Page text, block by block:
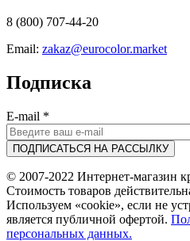
8 (800) 707-44-20
Email: zakaz@eurocolor.market
Подписка
E-mail *
© 2007-2022 Интернет-
Стоимость товаров
Используем «cookie», если не
является публичной офертой.
персональных данных.